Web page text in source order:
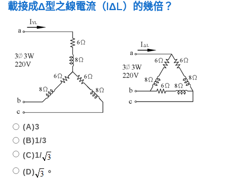
載接成Δ型之線電流（IΔL）的幾倍？
(A)3
(B)1/3
(C)1/
(D)
。